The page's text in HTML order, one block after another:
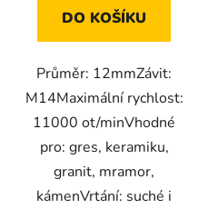
DO KOŠÍKU
Průměr: 12mmZávit:
M14Maximální rychlost:
11000 ot/minVhodné
pro: gres, keramiku,
granit, mramor,
kámenVrtání: suché i